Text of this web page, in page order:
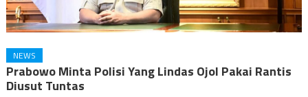
NEWS
Prabowo Minta Polisi Yang Lindas Ojol Pakai Rantis
Diusut Tuntas